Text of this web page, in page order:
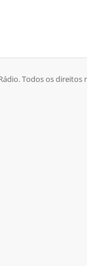
Todos os direitos